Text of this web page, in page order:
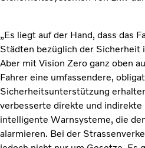
„Es liegt auf der Hand, dass das
Städten bezüglich der
Aber mit Vision Zero ganz oben
Fahrer eine umfassendere,
Sicherheitsunterstützung
verbesserte direkte und indirekte
intelligente Warnsysteme, die
alarmieren. Bei der